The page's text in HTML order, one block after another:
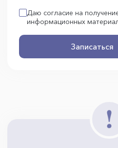
Даю согласие на
информационных
Записаться